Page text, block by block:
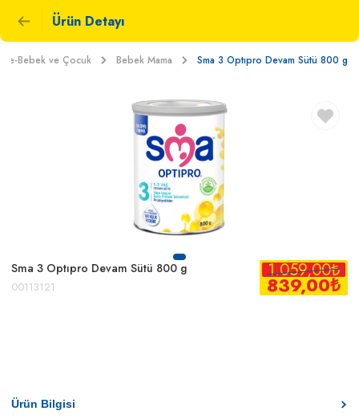
Ürün Detayı
Bebek ve Çocuk Bebek Mama Sma 3 Optıpro Devam Sütü 800 g
Sma 3 Optıpro Devam Sütü 800 g
00113121
1.059,00₺
839,00₺
Ürün Bilgisi